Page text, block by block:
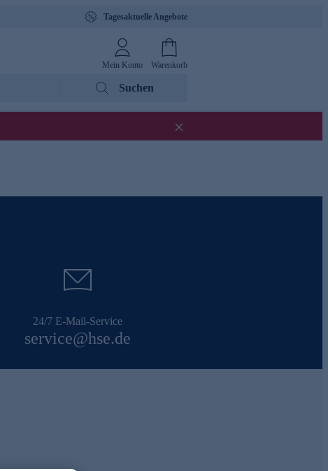
Tagesaktuelle Angebote
Mein Konto Warenkorb
Suchen
24/7 E-Mail-Service
service@hse.de